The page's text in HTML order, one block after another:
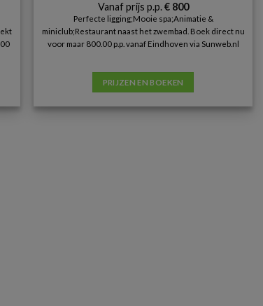
Vanaf prijs p.p.€800
Perfecte ligging;Mooie spa;Animatie &
miniclub;Restaurant naast het zwembad. Boek direct nu
voor maar 800.00 p.p. vanaf Eindhoven via Sunweb.nl
PRIJZEN EN BOEKEN